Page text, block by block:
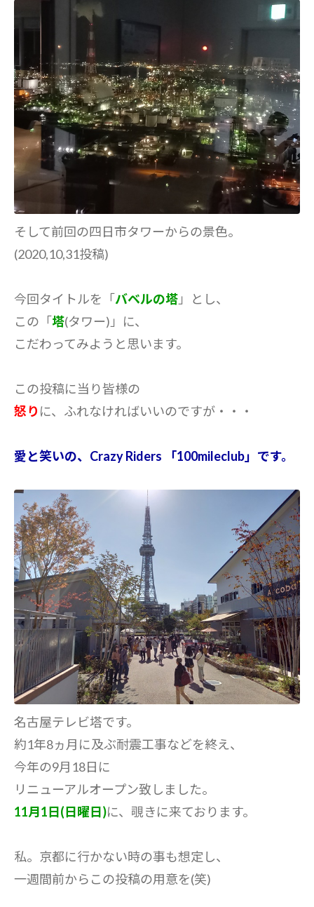
そして前回の四日市タワーからの景色。
(2020,10,31投稿)
今回タイトルを「バベルの塔 」とし、
この「塔(タワー)」に、
こだわってみようと思います。
この投稿に当り皆様の
怒り に、ふれなければいいのですが・・・
愛と笑いの、Crazy Riders 「100mileclub」です。
名古屋テレビ塔です。
約1年8ヵ月に及ぶ耐震工事などを終え、
今年の9月18日に
リニューアルオープン致しました。
11月1日(日曜日)に、覗きに来ております。
私。京都に行かない時の事も想定し、
一週間前からこの投稿の用意を(笑)